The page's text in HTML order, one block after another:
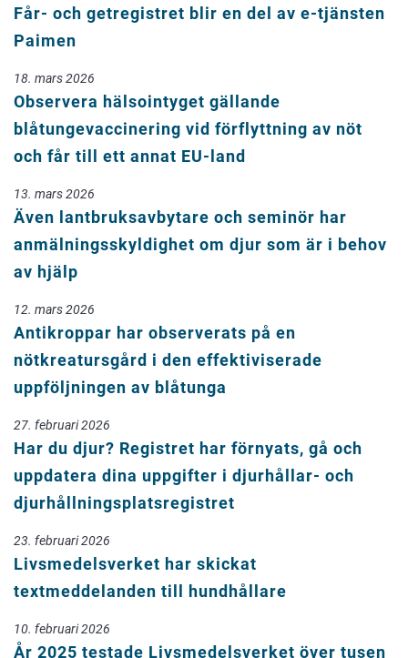
Får- och getregistret blir en del av e-tjänsten
Paimen
18. mars 2026
Observera hälsointyget gällande
blåtungevaccinering vid förflyttning av nöt
och får till ett annat EU-land
13. mars 2026
Även lantbruksavbytare och seminör har
anmälningsskyldighet om djur som är i behov
av hjälp
12. mars 2026
Antikroppar har observerats på en
nötkreatursgård i den effektiviserade
uppföljningen av blåtunga
27. februari 2026
Har du djur? Registret har förnyats, gå och
uppdatera dina uppgifter i djurhållar- och
djurhållningsplatsregistret
23. februari 2026
Livsmedelsverket har skickat
textmeddelanden till hundhållare
10. februari 2026
År 2025 testade Livsmedelsverket över tusen